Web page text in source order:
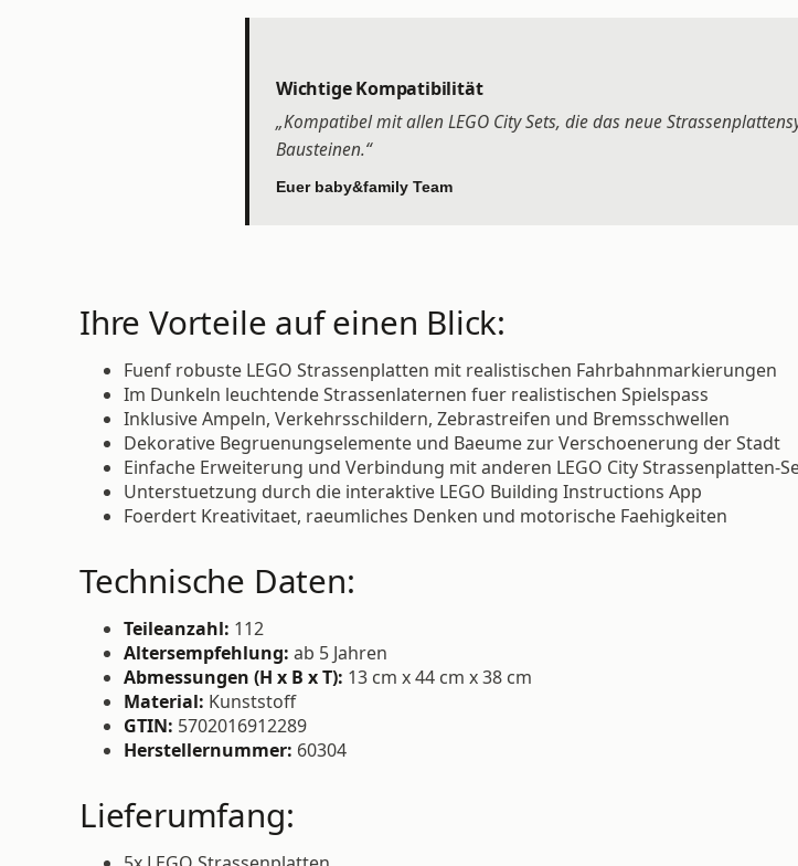
Wichtige Kompatibilität
„Kompatibel mit allen LEGO City Sets, die das neue
Bausteinen.“
Euer baby&family Team
Ihre Vorteile auf einen Blick:
Fuenf robuste LEGO Strassenplatten mit realistischen Fahrbahnmarkierungen
Im Dunkeln leuchtende Strassenlaternen fuer realistischen Spielspass
Inklusive Ampeln, Verkehrsschildern, Zebrastreifen und Bremsschwellen
Dekorative Begruenungselemente und Baeume zur Verschoenerung der Stadt
Einfache Erweiterung und Verbindung mit anderen LEGO City Strassenplatten-
Unterstuetzung durch die interaktive LEGO Building Instructions App
Foerdert Kreativitaet, raeumliches Denken und motorische Faehigkeiten
Technische Daten:
Teileanzahl: 112
Altersempfehlung: ab 5 Jahren
Abmessungen (H x B x T): 13 cm x 44 cm x 38 cm
Material: Kunststoff
GTIN: 5702016912289
Herstellernummer: 60304
Lieferumfang: